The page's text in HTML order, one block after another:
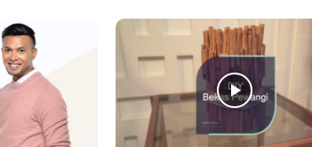
Hub Ideaktiv